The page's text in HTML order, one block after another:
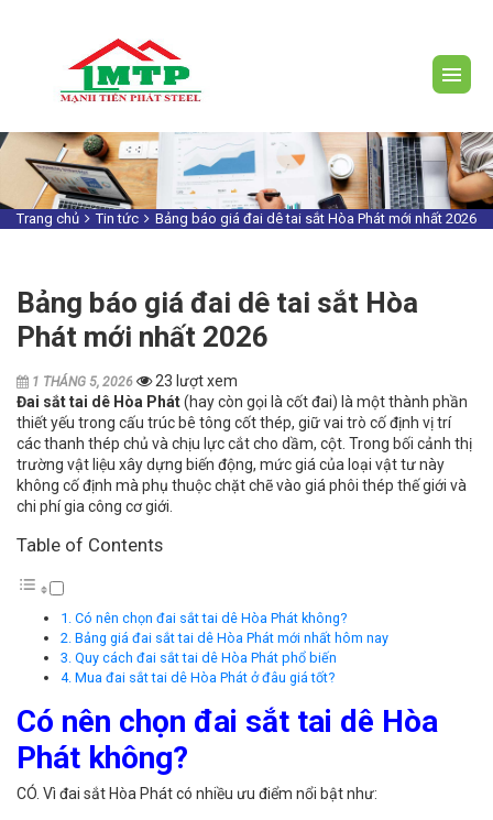
Trang chủ Tin tức Bảng báo giá đai dê tai sắt Hòa Phát mới nhất 2026
Bảng báo giá đai dê tai sắt Hòa
Phát mới nhất 2026
1 THÁNG 5, 2026
23 lượt xem
Đai sắt tai dê Hòa Phát(hay còn gọi là cốt đai) là một thành phần
thiết yếu trong cấu trúc bê tông cốt thép, giữ vai trò cố định vị trí
các thanh thép chủ và chịu lực cắt cho dầm, cột. Trong bối cảnh thị
trường vật liệu xây dựng biến động, mức giá của loại vật tư này
không cố định mà phụ thuộc chặt chẽ vào giá phôi thép thế giới và
chi phí gia công cơ giới.
Table of Contents
Có nên chọn đai sắt tai dê Hòa Phát không?
Bảng giá đai sắt tai dê Hòa Phát mới nhất hôm nay
Quy cách đai sắt tai dê Hòa Phát phổ biến
Mua đai sắt tai dê Hòa Phát ở đâu giá tốt?
Có nên chọn đai sắt tai dê Hòa
Phát không?
CÓ. Vì đai sắt Hòa Phát có nhiều ưu điểm nổi bật như: